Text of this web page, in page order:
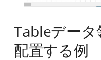
Tableデータ
配置する例